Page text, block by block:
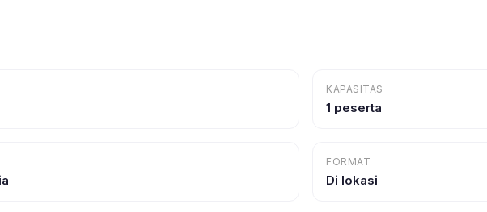
KAPASITAS
1 peserta
FORMAT
Di lokasi